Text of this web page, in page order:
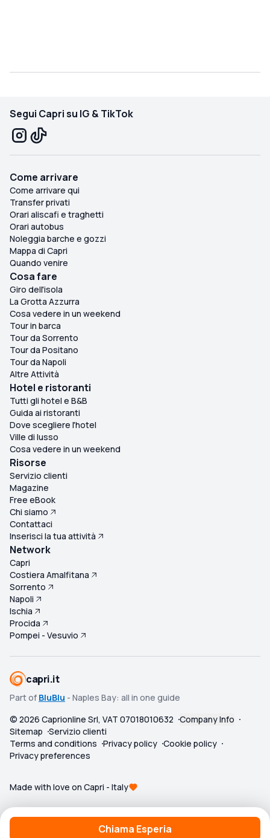
Chiama Esperia
Segui Capri su IG & TikTok
Come arrivare
Come arrivare qui
Transfer privati
Orari aliscafi e traghetti
Orari autobus
Noleggia barche e gozzi
Mappa di Capri
Quando venire
Cosa fare
Giro dell'isola
La Grotta Azzurra
Cosa vedere in un weekend
Tour in barca
Tour da Sorrento
Tour da Positano
Tour da Napoli
Altre Attività
Hotel e ristoranti
Tutti gli hotel e B&B
Guida ai ristoranti
Dove scegliere l'hotel
Ville di lusso
Cosa vedere in un weekend
Risorse
Servizio clienti
Magazine
Free eBook
Chi siamo
Contattaci
Inserisci la tua attività
Network
Capri
Costiera Amalfitana
Sorrento
Napoli
Ischia
Procida
Pompei - Vesuvio
capri.it
Part of BluBlu - Naples Bay: all in one guide
© 2026 Caprionline Srl, VAT 07018010632 Company Info
Sitemap Servizio clienti
Terms and conditions Privacy policy Cookie policy
Privacy preferences
Made with love on Capri - Italy